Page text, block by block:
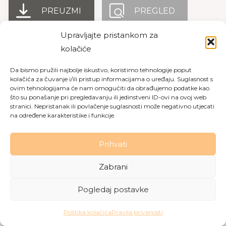
Upravljajte pristankom za
kolačiće
Da bismo pružili najbolje iskustvo, koristimo tehnologije poput
kolačića za čuvanje i/ili pristup informacijama o uređaju. Suglasnost s
ovim tehnologijama će nam omogućiti da obrađujemo podatke kao
što su ponašanje pri pregledavanju ili jedinstveni ID-ovi na ovoj web
stranici. Nepristanak ili povlačenje suglasnosti može negativno utjecati
na određene karakteristike i funkcije.
Prihvati
Zabrani
Pogledaj postavke
Politika kolačićaPravila privanosti
PREUZMI PREGLED
privatnosti |Politika kolačića
Made with love byGobo Digital